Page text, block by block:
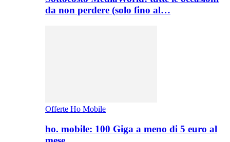
da non perdere (solo fino al…
Offerte Ho Mobile
ho. mobile: 100 Giga a meno di 5 euro al